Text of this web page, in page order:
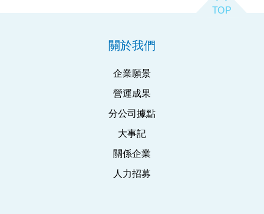
關於我們
企業願景
營運成果
分公司據點
大事記
關係企業
人力招募